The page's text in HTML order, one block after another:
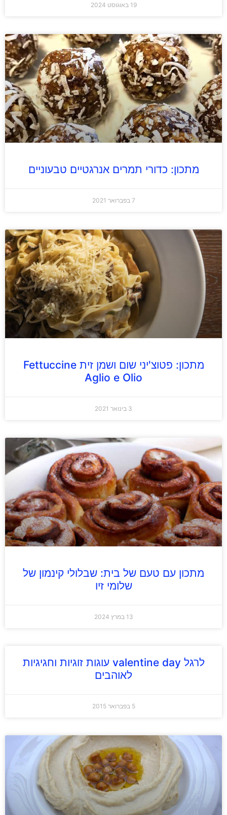
19 באוגוסט 2024
מתכון: כדורי תמרים אנרגטיים טבעוניים
7 בפברואר 2021
מתכון: פטוצ'יני שום ושמן זית Fettuccine
Aglio e Olio
3 בינואר 2021
מתכון עם טעם של בית: שבלולי קינמון של
שלומי זיו
13 במרץ 2024
לרגל valentine day עוגות זוגיות וחגיגיות
לאוהבים
5 בפברואר 2015